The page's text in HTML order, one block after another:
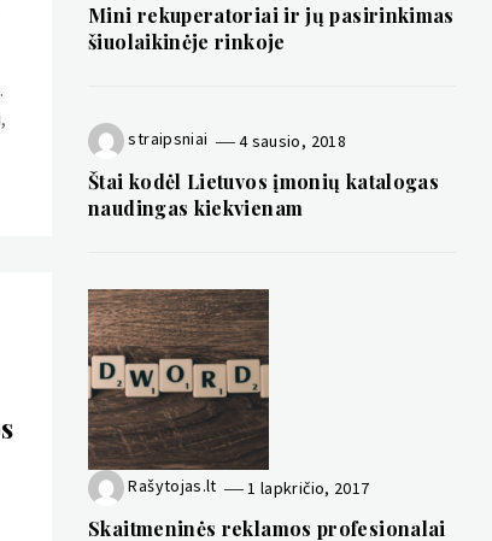
Mini rekuperatoriai ir jų pasirinkimas
šiuolaikinėje rinkoje
straipsniai 4 sausio, 2018
Štai kodėl Lietuvos įmonių katalogas
naudingas kiekvienam
Rašytojas.lt 1 lapkričio, 2017
Skaitmeninės reklamos profesionalai